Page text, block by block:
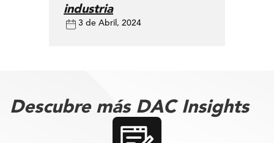
industria
3 de Abril, 2024
Descubre más DAC Insights